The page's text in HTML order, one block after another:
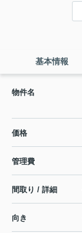
基本情報
物件名
価格
管理費
間取り / 詳細
向き